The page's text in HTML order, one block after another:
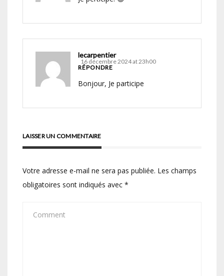
lecarpentier
16 décembre 2024 at 23h00
RÉPONDRE
Bonjour, Je participe
LAISSER UN COMMENTAIRE
Votre adresse e-mail ne sera pas publiée. Les champs
obligatoires sont indiqués avec *